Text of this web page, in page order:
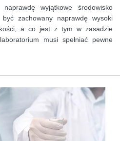
wyjątkowe środowisko
zachowany naprawdę wysoki
a co jest z tym w zasadzie
musi spełniać pewne